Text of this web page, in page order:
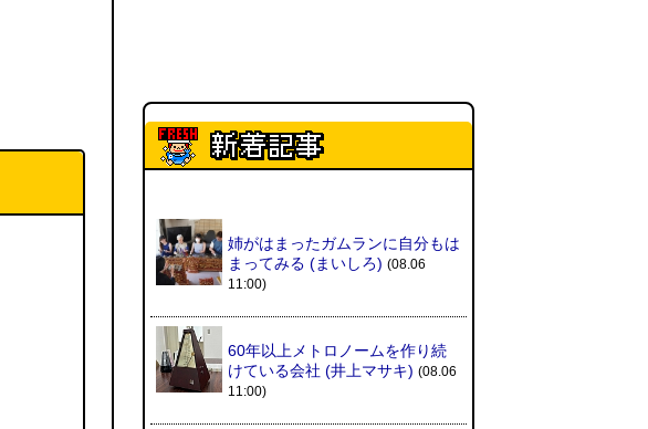
姉がはまったガムランに自分もは
まってみる (まいしろ) (08.06
11:00)
60年以上メトロノームを作り続
けている会社 (井上マサキ) (08.06
11:00)